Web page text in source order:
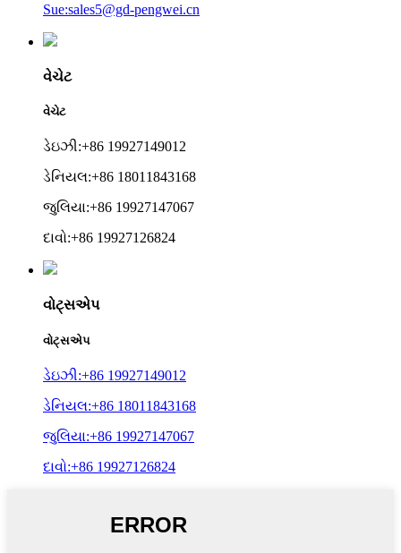
Sue:sales5@gd-pengwei.cn
વેચેટ
વેચેટ
ડેઇઝી:+86 19927149012
ડેનિયલ:+86 18011843168
જુલિયા:+86 19927147067
દાવો:+86 19927126824
વોટ્સએપ
વોટ્સએપ
ડેઇઝી:+86 19927149012
ડેનિયલ:+86 18011843168
જુલિયા:+86 19927147067
દાવો:+86 19927126824